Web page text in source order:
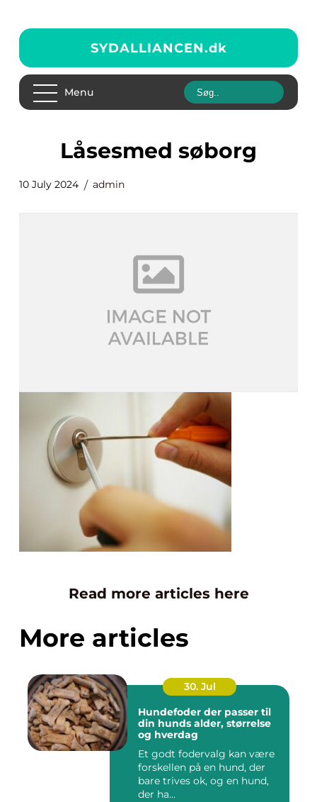
SYDALLIANCEN.dk
Menu
låsesmed søborg
10 July 2024 admin
Read more articles here
More articles
30. Jul
Hundefoder der passer til
din hunds alder, størrelse
og hverdag
Et godt fodervalg kan være
forskellen på en hund, der
bare trives ok, og en hund,
der ha...